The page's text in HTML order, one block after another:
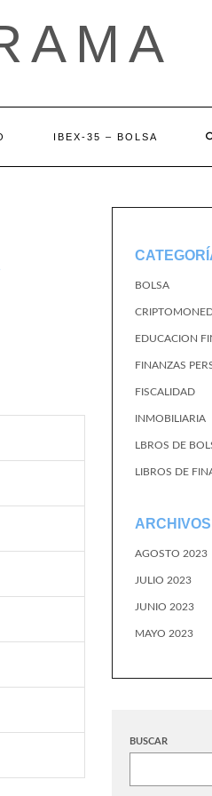
IBEX-35 – BOLSA
BOLSA
EDUCACION
FINANZAS
FISCALIDAD
INMOBILIARIA
LBROS DE
LIBROS DE
ARCHIVOS
AGOSTO 2023
JULIO 2023
JUNIO 2023
MAYO 2023
BUSCAR